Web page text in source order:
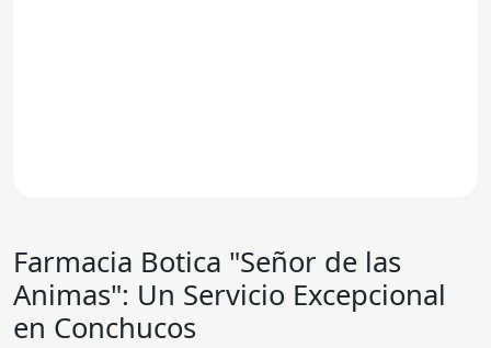
Farmacia Botica "Señor de las
Animas": Un Servicio Excepcional
en Conchucos